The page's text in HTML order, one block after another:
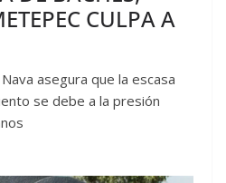
CULPA A
asegura que la escasa
se debe a la presión